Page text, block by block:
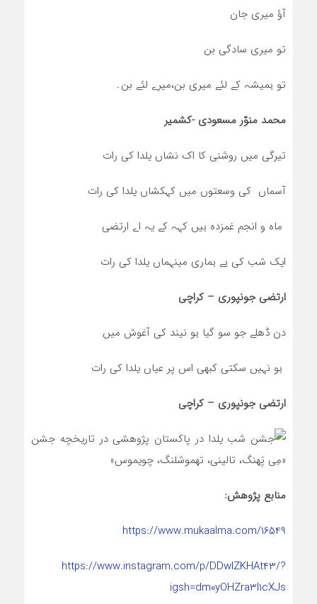
آؤ میری جان
تو میری سادگی بن
تو ہمیشہ کے لئے میری بن،میرے لئے بن۔
محمد منوّر مسعودی -کشمیر
تیرگی میں روشنی کا اک نشاں یلدا کی رات
آسماں کی وسعتوں میں کہکشاں یلدا کی رات
ماہ و انجم غمزدہ ہیں کہہ کے یہ اے ارتضی
ایک شب کی ہے ہماری میںہماں یلدا کی رات
ارتضی جونپوری – کراچی
دن ڈھلے جو سو گیا ہو نیند کی آغوش میں
ہو نہیں سکتی کبھی اس پر عیاں یلدا کی رات
ارتضی جونپوری – کراچی
منابع پژوهش:
https://www.mukaalma.com/16549
https://www.instagram.com/p/DDwlZKHAt43/?
igsh=dm0yOHZra3I1cXJs